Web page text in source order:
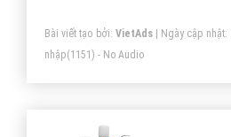
Bài viết tạo bởi: VietAds| Ngày cập nhật:
nhập(1151) - No Audio